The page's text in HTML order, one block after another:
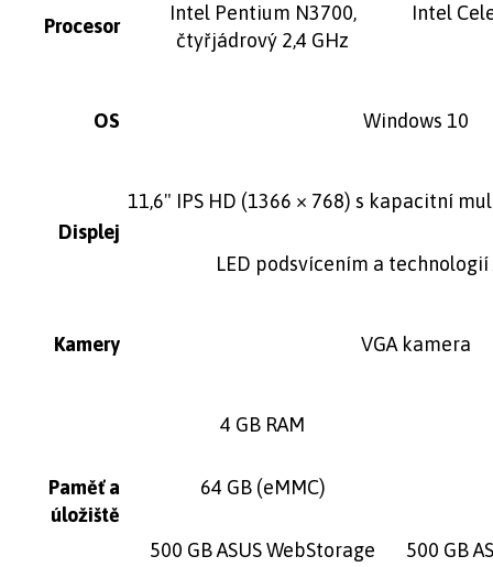
Procesor
Intel Pentium N3700,
čtyřjádrový 2,4 GHz
Intel
OS Windows 10
Displej
11,6" IPS HD (1366 × 768) s kapacitní
LED podsvícením a technologií
Kamery VGA kamera
Paměť a
úložiště
4 GB RAM
64 GB (eMMC)
500 GB ASUS WebStorage
500 GB